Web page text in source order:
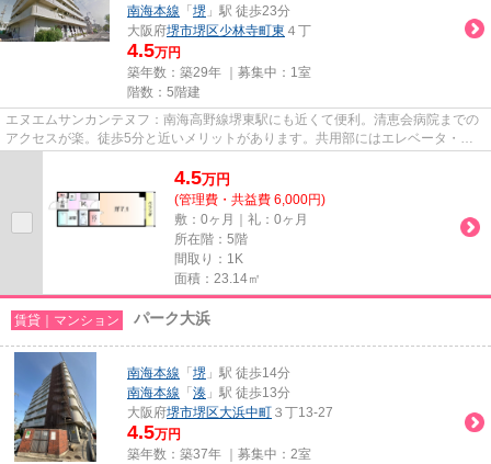
南海本線 「 堺 」駅 徒歩23分
大阪府堺市堺区少林寺町東 ４丁
4.5万円
築年数：築29年 ｜募集中： 1室
階数：5階建
エヌエムサンカンテヌフ：南海高野線堺東駅にも近くて便利。清恵会病院までの
アクセスが楽。徒歩5分と近いメリットがあります。共用部にはエレベータ・敷
4.5万円
(管理費・共益費 6,000円)
敷：0ヶ月｜礼：0ヶ月
所在階：5階
間取り：1K
面積：23.14㎡
賃貸｜マンション パーク大浜
南海本線 「 堺 」駅 徒歩14分
南海本線 「 湊 」駅 徒歩13分
大阪府堺市堺区大浜中町 ３丁13-27
4.5万円
築年数：築37年 ｜募集中： 2室